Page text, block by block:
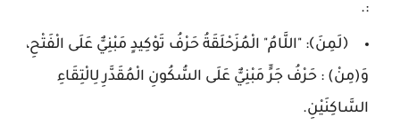
:.
﴿لَمِنَ﴾: "اللَّامُ" الْمُزَحْلَقَةُ حَرْفُ تَوْكِيدٍ مَبْنِيٌّ عَلَى الْفَتْحِ،
وَ(مِنْ) : حَرْفُ جَرٍّ مَبْنِيٌّ عَلَى السُّكُونِ الْمُقَدَّرِ لِالْتِقَاءِ
السَّاكِنَيْنِ.